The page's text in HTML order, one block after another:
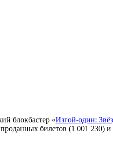
блокбастер «Изгой-один:
билетов (1 001 230)